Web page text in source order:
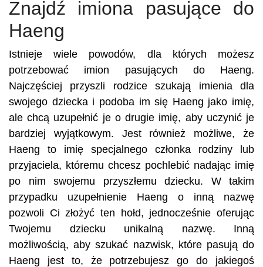
Znajdź imiona pasujące do
Haeng
Istnieje wiele powodów, dla których możesz
potrzebować imion pasujących do Haeng.
Najczęściej przyszli rodzice szukają imienia dla
swojego dziecka i podoba im się Haeng jako imię,
ale chcą uzupełnić je o drugie imię, aby uczynić je
bardziej wyjątkowym. Jest również możliwe, że
Haeng to imię specjalnego członka rodziny lub
przyjaciela, któremu chcesz pochlebić nadając imię
po nim swojemu przyszłemu dziecku. W takim
przypadku uzupełnienie Haeng o inną nazwę
pozwoli Ci złożyć ten hołd, jednocześnie oferując
Twojemu dziecku unikalną nazwę. Inną
możliwością, aby szukać nazwisk, które pasują do
Haeng jest to, że potrzebujesz go do jakiegoś